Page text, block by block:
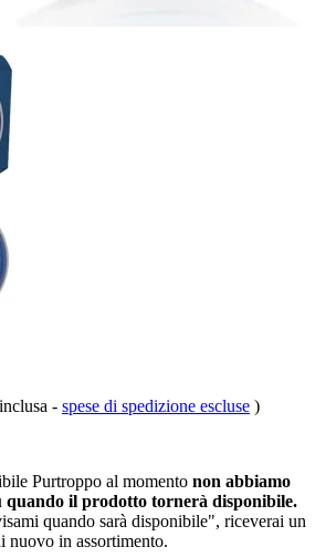
- spese di spedizione escluse )
Purtroppo al momento non abbiamo
quando il prodotto tornerà disponibile.
quando sarà disponibile", riceverai un
nuovo in assortimento.